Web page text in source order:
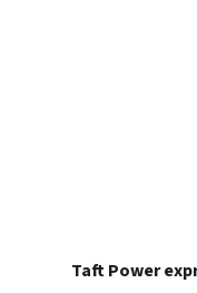
Taft Power